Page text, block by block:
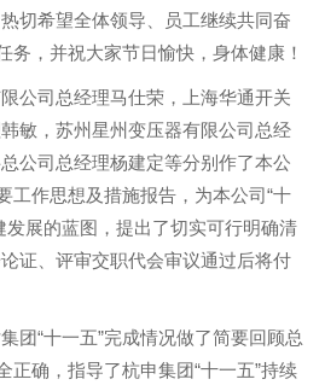
切希望全体领导、员工继续共同奋
务，并祝大家节日愉快，身体健康！
公司总经理马仕荣，上海华通开关
敏，苏州星州变压器有限公司总经
公司总经理杨建定等分别作了本公
工作思想及措施报告，为本公司“十
发展的蓝图，提出了切实可行明确清
证、评审交职代会审议通过后将付
团“十一五”完成情况做了简要回顾总
正确，指导了杭申集团“十一五”持续